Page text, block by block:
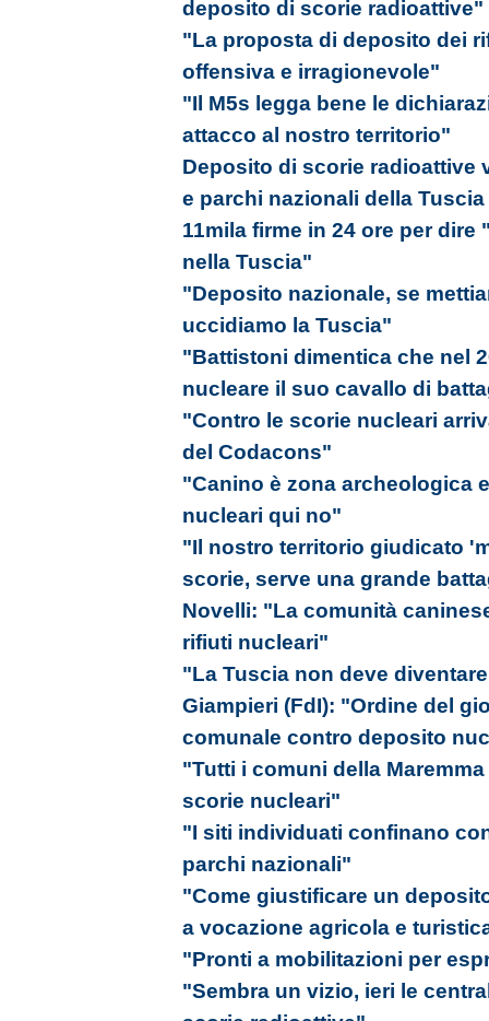
deposito di scorie radioattive"
"La proposta di deposito dei
offensiva e irragionevole"
"Il M5s legga bene le
attacco al nostro territorio"
Deposito di scorie radioattive
e parchi nazionali della Tuscia
11mila firme in 24 ore per
nella Tuscia"
"Deposito nazionale, se
uccidiamo la Tuscia"
"Battistoni dimentica che nel
nucleare il suo cavallo di
"Contro le scorie nucleari
del Codacons"
"Canino è zona archeologica
nucleari qui no"
"Il nostro territorio giudicato
scorie, serve una grande
Novelli: "La comunità
rifiuti nucleari"
"La Tuscia non deve
Giampieri (FdI): "Ordine del
comunale contro deposito
"Tutti i comuni della
scorie nucleari"
"I siti individuati confinano
parchi nazionali"
"Come giustificare un
a vocazione agricola e
"Pronti a mobilitazioni per
"Sembra un vizio, ieri le